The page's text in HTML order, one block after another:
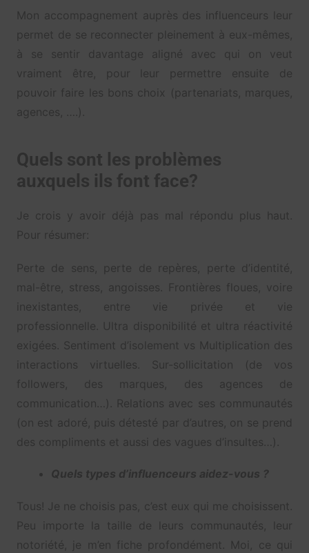
Mon accompagnement auprès des influenceurs leur
permet de se reconnecter pleinement à eux-mêmes,
à se sentir davantage aligné avec qui on veut
vraiment être, pour leur permettre ensuite de
pouvoir faire les bons choix (partenariats, marques,
agences, ….).
Quels sont les problèmes
auxquels ils font face?
Je crois y avoir déjà pas mal répondu plus haut.
Pour résumer:
Perte de sens, perte de repères, perte d’identité,
mal-être, stress, angoisses. Frontières floues, voire
inexistantes, entre vie privée et vie
professionnelle. Ultra disponibilité et ultra réactivité
exigées. Sentiment d’isolement vs Multiplication des
interactions virtuelles. Sur-sollicitation (de vos
followers, des marques, des agences de
communication…). Relations avec ses communautés
(on est adoré, puis détesté par d’autres, on se prend
des compliments et aussi des vagues d’insultes…).
Quels types d’influenceurs aidez-vous ?
Tous! Je ne choisis pas, c’est eux qui me choisissent.
Peu importe la taille de leurs communautés, leur
notoriété, je m’en fiche profondément. Moi, ce qui